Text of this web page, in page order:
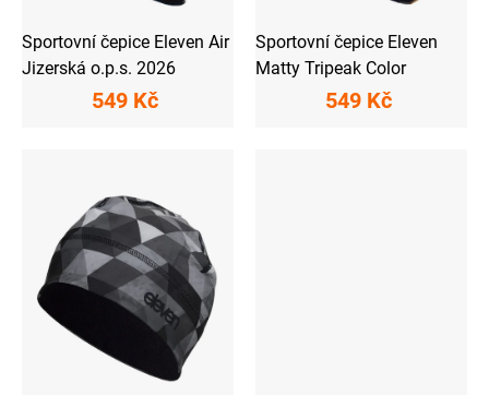
Sportovní čepice Eleven Air
Jizerská o.p.s. 2026
549 Kč
Sportovní čepice Eleven
Matty Tripeak Color
549 Kč